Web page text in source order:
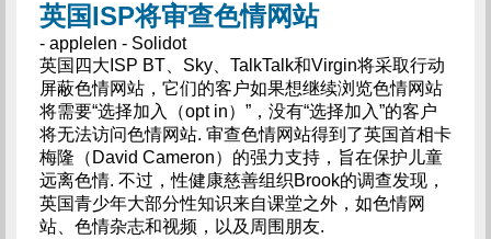
英国ISP将审查色情网站
- applelen - Solidot
英国四大ISP BT、Sky、TalkTalk和Virgin将采取行动
屏蔽色情网站，它们的客户如果想继续浏览色情网站
将需要“选择加入（opt in）”，没有“选择加入”的客户
将无法访问色情网站. 审查色情网站得到了英国首相卡
梅隆（David Cameron）的强力支持，旨在保护儿童
远离色情. 不过，性健康慈善组织Brook的调查发现，
英国青少年大部分性知识来自课堂之外，如色情网
站、色情杂志和视频，以及周围朋友.